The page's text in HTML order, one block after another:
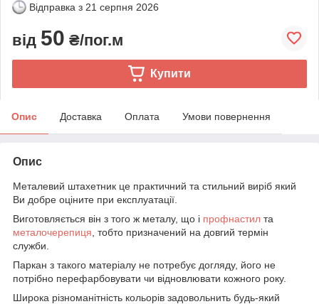
Відправка з 21 серпня 2026
від 50 ₴/пог.м
Купити
Опис Доставка Оплата Умови повернення
Опис
Металевий штахетник це практичний та стильний виріб який
Ви добре оціните при експлуатації.
Виготовляється він з того ж металу, що і профнастил та
металочерепиця , тобто призначений на довгий термін
служби.
Паркан з такого матеріалу не потребує догляду, його не
потрібно перефарбовувати чи відновлювати кожного року.
Широка різноманітність кольорів задовольнить будь-який